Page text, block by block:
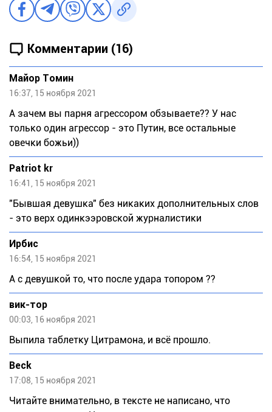
Комментарии (16)
Майор Томин
16:37, 15 ноября 2021
А зачем вы парня агрессором обзываете?? У нас
только один агрессор - это Путин, все остальные
овечки божьи))
Patriot kr
16:41, 15 ноября 2021
"Бывшая девушка" без никаких дополнительных слов
- это верх одинкээровской журналистики
Ирбис
16:54, 15 ноября 2021
А с девушкой то, что после удара топором ??
вик-тор
00:03, 16 ноября 2021
Выпила таблетку Цитрамона, и всё прошло.
Beck
17:08, 15 ноября 2021
Читайте внимательно, в тексте не написано, что